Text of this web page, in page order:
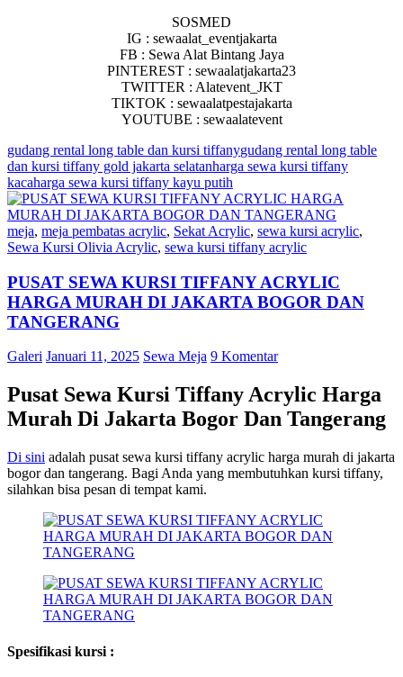
SOSMED
IG : sewaalat_eventjakarta
FB : Sewa Alat Bintang Jaya
PINTEREST : sewaalatjakarta23
TWITTER : Alatevent_JKT
TIKTOK : sewaalatpestajakarta
YOUTUBE : sewaalatevent
gudang rental long table dan kursi tiffanygudang rental long table
dan kursi tiffany gold jakarta selatanharga sewa kursi tiffany
kacaharga sewa kursi tiffany kayu putih
meja, meja pembatas acrylic, Sekat Acrylic, sewa kursi acrylic,
Sewa Kursi Olivia Acrylic, sewa kursi tiffany acrylic
PUSAT SEWA KURSI TIFFANY ACRYLIC
HARGA MURAH DI JAKARTA BOGOR DAN
TANGERANG
Galeri Januari 11, 2025 Sewa Meja 9 Komentar
Pusat Sewa Kursi Tiffany Acrylic Harga
Murah Di Jakarta Bogor Dan Tangerang
Di sini adalah pusat sewa kursi tiffany acrylic harga murah di jakarta
bogor dan tangerang. Bagi Anda yang membutuhkan kursi tiffany,
silahkan bisa pesan di tempat kami.
Spesifikasi kursi :